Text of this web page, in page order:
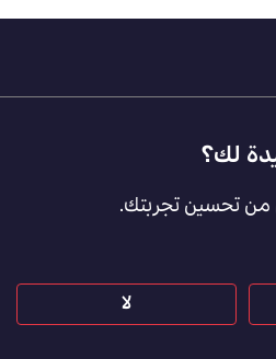
لك؟
من تحسين تجربتك.
لا